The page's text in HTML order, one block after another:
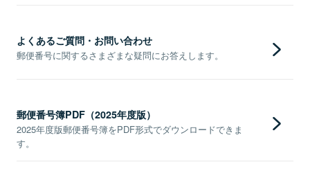
よくあるご質問・お問い合わせ
郵便番号に関するさまざまな疑問にお答えします。
郵便番号簿PDF（2025年度版）
2025年度版郵便番号簿をPDF形式でダウンロードできま
す。